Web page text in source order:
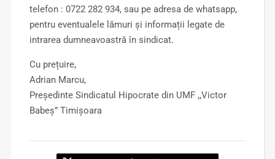
telefon : 0722 282 934, sau pe adresa de whatsapp,
pentru eventualele lămuri și informații legate de
intrarea dumneavoastră în sindicat.
Cu prețuire,
Adrian Marcu,
Președinte Sindicatul Hipocrate din UMF ,,Victor
Babeș” Timișoara